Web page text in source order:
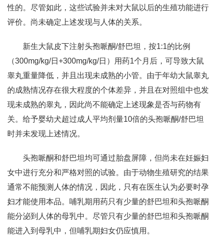
性的。尽管如此，这些试验并未对大鼠以后的生殖功能进行
评价。尚未确定上述发现与人体的关系。
新生大鼠皮下注射头孢哌酮/舒巴坦，按1:1的比例
（300mg/kg/日+300mg/kg/日）用药1个月后，可导致大鼠
睾丸重量降低，并且出现未成熟的小管。由于年幼大鼠睾丸
的成熟情况存在很大程度的个体差异，并且在对照组中也发
现未成熟的睾丸，因此尚不能确定上述现象是否与药物有
关。给予婴幼犬超过成人平均剂量10倍的头孢哌酮/舒巴坦
时并未发现上述情况。
头孢哌酮和舒巴坦均可通过胎盘屏障，但尚未在妊娠妇
女中进行充分和严格对照的试验。由于动物生殖研究的结果
通常不能预测人体的情况，因此，只有在医生认为必要时孕
妇才能使用本品。哺乳期用药只有少量的舒巴坦和头孢哌酮
能分泌到人体的母乳中。尽管只有少量的舒巴坦和头孢哌酮
能进入到母乳中，但哺乳期妇女仍应慎用。